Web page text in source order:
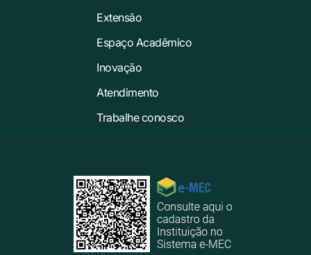
Extensão
Espaço Acadêmico
Inovação
Atendimento
Trabalhe conosco